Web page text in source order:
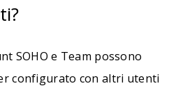
SOHO e Team possono
configurato con altri utenti